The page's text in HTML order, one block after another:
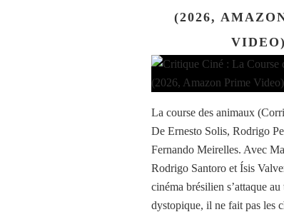
(2026,
VIDEO)
La course des animaux
De Ernesto Solis, Rodrigo
Fernando Meirelles. Avec
Rodrigo Santoro et Ísis
cinéma brésilien s’attaque
dystopique, il ne fait pas les